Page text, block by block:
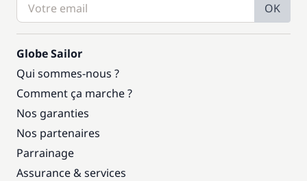
OK
Globe Sailor
Qui sommes-nous ?
Comment ça marche ?
Nos garanties
Nos partenaires
Parrainage
Assurance & services